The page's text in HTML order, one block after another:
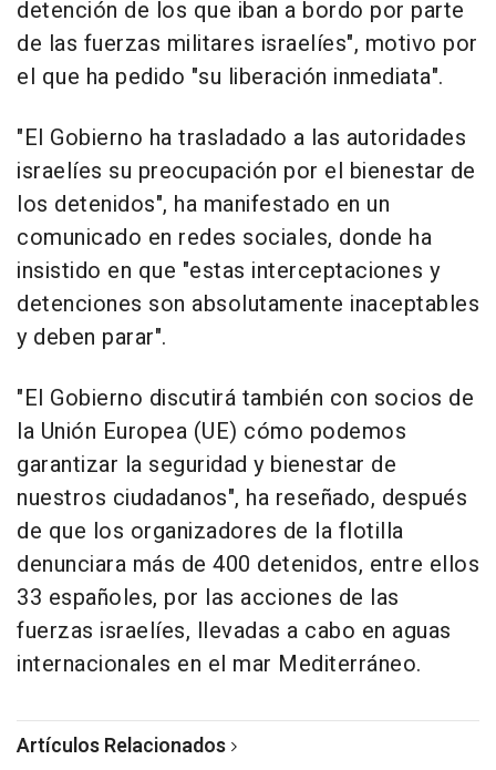
detención de los que iban a bordo por parte
de las fuerzas militares israelíes", motivo por
el que ha pedido "su liberación inmediata".
"El Gobierno ha trasladado a las autoridades
israelíes su preocupación por el bienestar de
los detenidos", ha manifestado en un
comunicado en redes sociales, donde ha
insistido en que "estas interceptaciones y
detenciones son absolutamente inaceptables
y deben parar".
"El Gobierno discutirá también con socios de
la Unión Europea (UE) cómo podemos
garantizar la seguridad y bienestar de
nuestros ciudadanos", ha reseñado, después
de que los organizadores de la flotilla
denunciara más de 400 detenidos, entre ellos
33 españoles, por las acciones de las
fuerzas israelíes, llevadas a cabo en aguas
internacionales en el mar Mediterráneo.
Artículos Relacionados